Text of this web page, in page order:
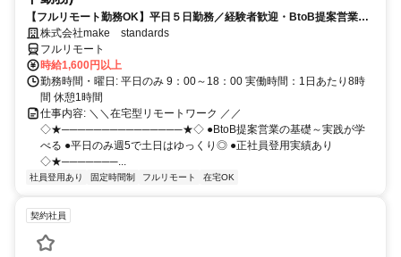
【フルリモート勤務OK】平日５日勤務／経験者歓迎・BtoB提案営業で
スキルアップ
株式会社make standards
フルリモート
時給1,600円以上
勤務時間・曜日: 平日のみ 9：00～18：00 実働時間：1日あたり8時
間 休憩1時間
仕事内容: ＼＼在宅型リモートワーク ／／
◇★───────────────★◇ ●BtoB提案営業の基礎～実践が学
べる ●平日のみ週5で土日はゆっくり◎ ●正社員登用実績あり
◇★───────...
社員登用あり 固定時間制 フルリモート 在宅OK
契約社員